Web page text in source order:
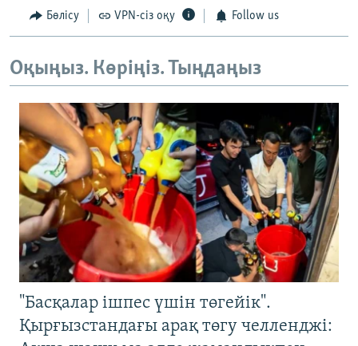
Бөлісу VPN-сіз оқу Follow us
Оқыңыз. Көріңіз. Тыңдаңыз
"Басқалар ішпес үшін төгейік".
Қырғызстандағы арақ төгу челленджі: